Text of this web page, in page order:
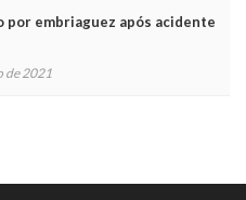
embriaguez após acidente
de 2021